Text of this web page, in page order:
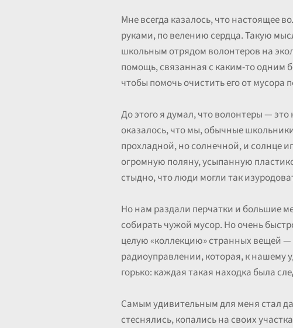
Мне всегда казалось, что настоящее
руками, по велению сердца. Такую
школьным отрядом волонтеров на
помощь, связанная с каким-то одним
чтобы помочь очистить его от мусора
До этого я думал, что волонтеры —
оказалось, что мы, обычные
прохладной, но солнечной, и солнце
огромную поляну, усыпанную
стыдно, что люди могли так
Но нам раздали перчатки и большие
собирать чужой мусор. Но очень
целую «коллекцию» странных вещей
радиоуправлении, которая, к нашему
горько: каждая такая находка была
Самым удивительным для меня стал
стеснялись, копались на своих